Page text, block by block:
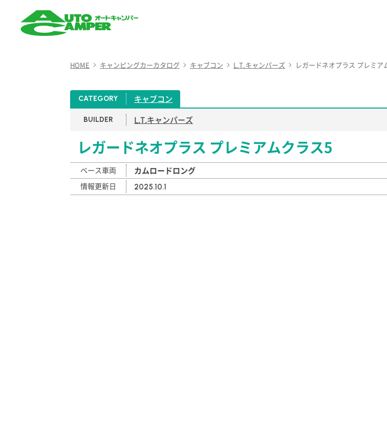
キャンパー）
HOME キャンピングカーカタログ キャブコン L.T.キャンパーズ レガードネオプラス プレミア
CATEGORY キャブコン
BUILDER L.T.キャンパーズ
レガードネオプラス プレミアムクラス5
ベース車両 カムロードロング
情報更新日 2025.10.1